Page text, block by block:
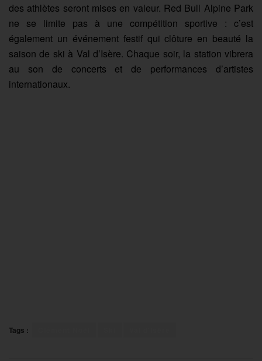
des athlètes seront mises en valeur. Red Bull Alpine Park
ne se limite pas à une compétition sportive : c’est
également un événement festif qui clôture en beauté la
saison de ski à Val d’Isère. Chaque soir, la station vibrera
au son de concerts et de performances d’artistes
internationaux.
Tags :